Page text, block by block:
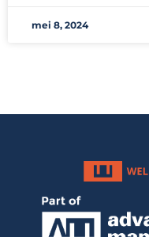
mei 8, 2024